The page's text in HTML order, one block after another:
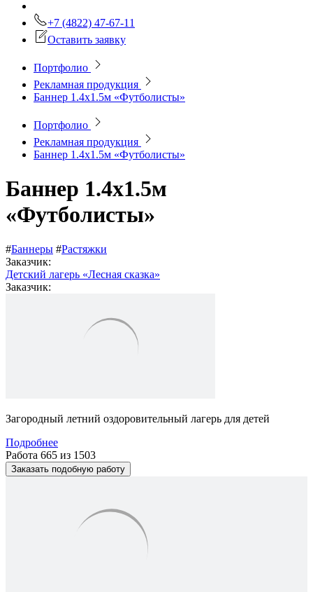
+7 (4822) 47-67-11
Оставить заявку
Портфолио
Рекламная продукция
Баннер 1.4х1.5м «Футболисты»
Портфолио
Рекламная продукция
Баннер 1.4х1.5м «Футболисты»
Баннер 1.4х1.5м
«Футболисты»
#Баннеры #Растяжки
Заказчик:
Детский лагерь «Лесная сказка»
Заказчик:
Загородный летний оздоровительный лагерь для детей
Подробнее
Работа 665 из 1503
Заказать подобную работу